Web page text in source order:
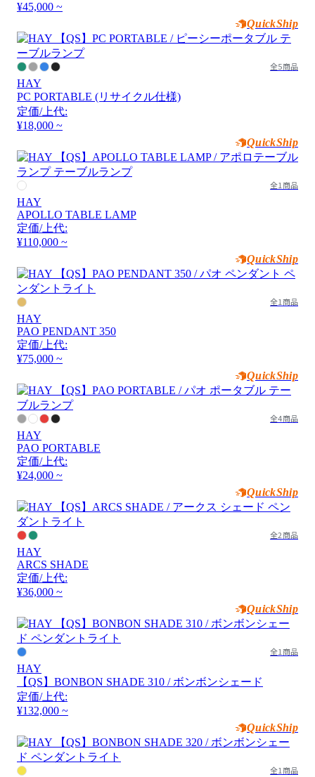
¥45,000 ~
QuickShip
全5商品
HAY
PC PORTABLE (リサイクル仕様)
定価/上代:
¥18,000 ~
QuickShip
全1商品
HAY
APOLLO TABLE LAMP
定価/上代:
¥110,000 ~
QuickShip
全1商品
HAY
PAO PENDANT 350
定価/上代:
¥75,000 ~
QuickShip
全4商品
HAY
PAO PORTABLE
定価/上代:
¥24,000 ~
QuickShip
全2商品
HAY
ARCS SHADE
定価/上代:
¥36,000 ~
QuickShip
全1商品
HAY
【QS】BONBON SHADE 310 / ボンボンシェード
定価/上代:
¥132,000 ~
QuickShip
全1商品